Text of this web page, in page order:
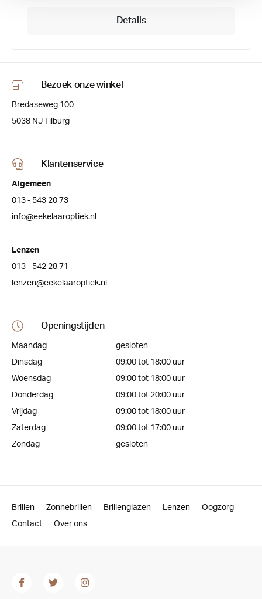
Details
Bezoek onze winkel
Bredaseweg 100
5038 NJ Tilburg
Klantenservice
Algemeen
013 - 543 20 73
info@eekelaaroptiek.nl
Lenzen
013 - 542 28 71
lenzen@eekelaaroptiek.nl
Openingstijden
Maandag
gesloten
Dinsdag
09:00 tot 18:00 uur
Woensdag
09:00 tot 18:00 uur
Donderdag
09:00 tot 20:00 uur
Vrijdag
09:00 tot 18:00 uur
Zaterdag
09:00 tot 17:00 uur
Zondag
gesloten
Brillen Zonnebrillen Brillenglazen Lenzen
Oogzorg
Contact
Over ons